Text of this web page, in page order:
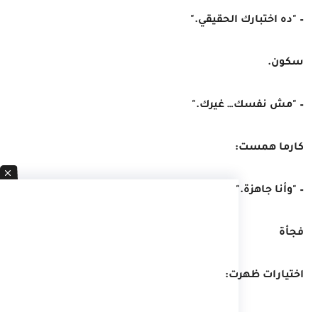
– "ده اختبارك الحقيقي."
سكون.
– "مش نفسك… غيرك."
كارما همست:
– "وأنا جاهزة."
فجأة
اختيارات ظهرت: